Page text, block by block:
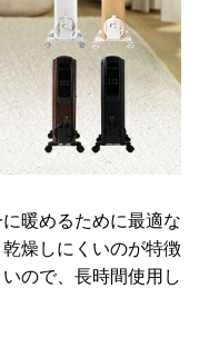
暖めるために最適な
燥しにくいのが特徴
ので、長時間使用し